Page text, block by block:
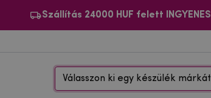
Szállítás 24000 HUF felett INGYENES
Válasszon ki egy készülék márkát